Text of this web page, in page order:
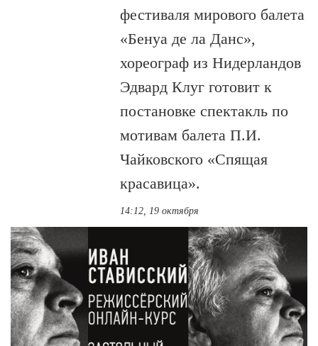
фестиваля мирового балета
«Бенуа де ла Данс»,
хореограф из Нидерландов
Эдвард Клуг готовит к
постановке спектакль по
мотивам балета П.И.
Чайковского «Спящая
красавица».
14:12, 19 октября